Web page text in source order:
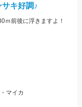
キ好調♪
ｍ前後に浮きますよ！
マイカ